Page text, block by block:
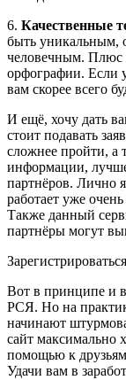
6. Качественные
быть уникальным,
человечным. Плюс
орфографии. Если
вам скорее всего
И ещё, хочу дать
стоит подавать
сложнее пройти, а
информации,
партнёров. Лично
работает уже
Также данный
партнёры могут
Вот в принципе и
РСЯ. Но на
начинают
сайт максимально
помощью к
Удачи вам в